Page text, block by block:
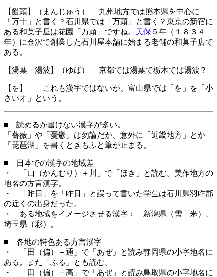
【饅頭】（まんじゅう）： 九州地方では熊本県を中心に
「万十」と書く？石川県では「万頭」と書く？東京の新宿に
ある和菓子屋は花園「万頭」ですね。 天保 ５年（１８３４
年）に金沢で創業した石川屋本舗に始まる老舗の和菓子店で
ある。
【湯葉・湯波】（ゆば）： 京都では湯葉で栃木では湯波？
【を】： これも漢字ではないが、富山県では「を」を「小
さいオ」という。
■ 読めるが書けない漢字が多い。
「薔薇」や「憂鬱」は勿論だが、意外に「近畿地方」とか
「琵琶湖」を書くときもふと筆が止まる。
■ 日本での漢字の地域差
・ 「山（かんむり）＋川」で「ほき」と読む。美作地方の
地名の方言漢字。
・ 「昨日」を「咋日」と誤って書いた学生は石川県羽咋郡
の近くの出身だった。
・ ある地域をイメージさせる漢字： 新潟県（雪・米）、
埼玉県（彩）。
■ 各地の特色ある方言漢字
・ 「田（偏）＋通」で「あぜ」と読み静岡県の小字地名に
ある。また「ふる」とも読む。
・ 「田（偏）＋高」で「あぜ」と読み鳥取県の小字地名に